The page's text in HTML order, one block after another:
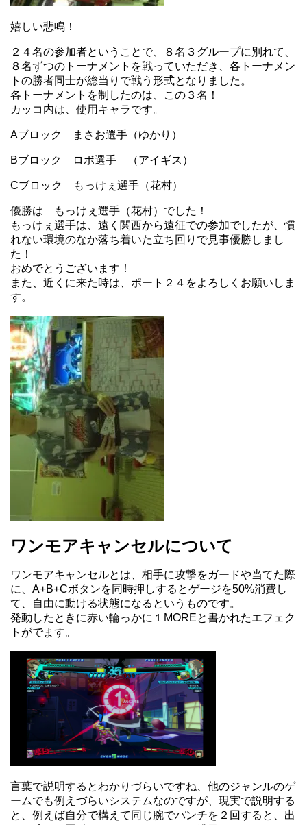
嬉しい悲鳴！
２４名の参加者ということで、８名３グループに別れて、
８名ずつのトーナメントを戦っていただき、各トーナメン
トの勝者同士が総当りで戦う形式となりました。
各トーナメントを制したのは、この３名！
カッコ内は、使用キャラです。
Aブロック まさお選手（ゆかり）
Bブロック ロボ選手 （アイギス）
Cブロック もっけぇ選手（花村）
優勝は もっけぇ選手（花村）でした！
もっけぇ選手は、遠く関西から遠征での参加でしたが、慣
れない環境のなか落ち着いた立ち回りで見事優勝しまし
た！
おめでとうございます！
また、近くに来た時は、ポート２４をよろしくお願いしま
す。
ワンモアキャンセルについて
ワンモアキャンセルとは、相手に攻撃をガードや当てた際
に、A+B+Cボタンを同時押しするとゲージを50%消費し
て、自由に動ける状態になるというものです。
発動したときに赤い輪っかに１MOREと書かれたエフェク
トがでます。
言葉で説明するとわかりづらいですね、他のジャンルのゲ
ームでも例えづらいシステムなのですが、現実で説明する
と、例えば自分で構えて同じ腕でパンチを２回すると、出